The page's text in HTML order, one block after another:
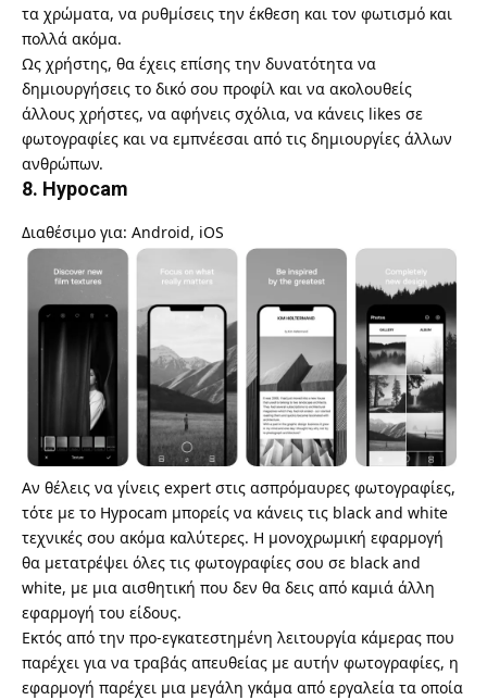
τα χρώματα, να ρυθμίσεις την έκθεση και τον φωτισμό και
πολλά ακόμα.
Ως χρήστης, θα έχεις επίσης την δυνατότητα να
δημιουργήσεις το δικό σου προφίλ και να ακολουθείς
άλλους χρήστες, να αφήνεις σχόλια, να κάνεις likes σε
φωτογραφίες και να εμπνέεσαι από τις δημιουργίες άλλων
ανθρώπων.
8. Hypocam
Διαθέσιμο για: Android, iOS
Αν θέλεις να γίνεις expert στις ασπρόμαυρες φωτογραφίες,
τότε με το Hypocam μπορείς να κάνεις τις black and white
τεχνικές σου ακόμα καλύτερες. Η μονοχρωμική εφαρμογή
θα μετατρέψει όλες τις φωτογραφίες σου σε black and
white, με μια αισθητική που δεν θα δεις από καμιά άλλη
εφαρμογή του είδους.
Εκτός από την προ-εγκατεστημένη λειτουργία κάμερας που
παρέχει για να τραβάς απευθείας με αυτήν φωτογραφίες, η
εφαρμογή παρέχει μια μεγάλη γκάμα από εργαλεία τα οποία